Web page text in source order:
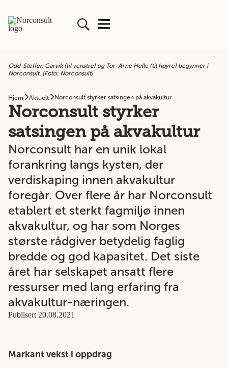
Odd-Steffen Garvik (til venstre) og Tor-Arne Helle (til høyre) begynner i
Norconsult. (Foto: Norconsult)
Hjem Aktuelt Norconsult styrker satsingen på akvakultur
Norconsult styrker
satsingen på akvakultur
Norconsult har en unik lokal
forankring langs kysten, der
verdiskaping innen akvakultur
foregår. Over flere år har Norconsult
etablert et sterkt fagmiljø innen
akvakultur, og har som Norges
største rådgiver betydelig faglig
bredde og god kapasitet. Det siste
året har selskapet ansatt flere
ressurser med lang erfaring fra
akvakultur-næringen.
Publisert 20.08.2021
Markant vekst i oppdrag